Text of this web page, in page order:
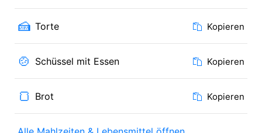
🍰 Torte Kopieren
🍲 Schüssel mit Essen Kopieren
🍞 Brot Kopieren